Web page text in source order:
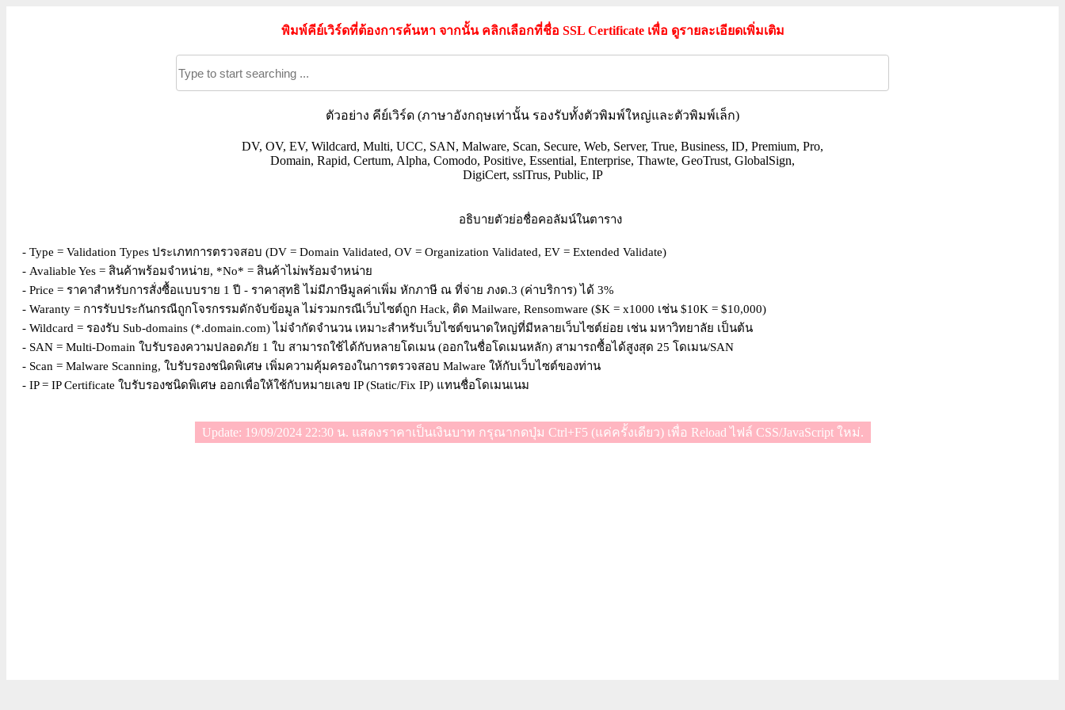
พิมพ์คีย์เวิร์ดที่ต้องการค้นหา จากนั้น คลิกเลือกที่ชื่อ SSL Certificate เพื่อ ดูรายละเอียดเพิ่มเติม
ตัวอย่าง คีย์เวิร์ด (ภาษาอังกฤษเท่านั้น รองรับทั้งตัวพิมพ์ใหญ่และตัวพิมพ์เล็ก)
DV, OV, EV, Wildcard, Multi, UCC, SAN, Malware, Scan, Secure, Web, Server, True, Business, ID, Premium, Pro,
Domain, Rapid, Certum, Alpha, Comodo, Positive, Essential, Enterprise, Thawte, GeoTrust, GlobalSign,
DigiCert, sslTrus, Public, IP
อธิบายตัวย่อชื่อคอลัมน์ในตาราง
- Type = Validation Types ประเภทการตรวจสอบ (DV = Domain Validated, OV = Organization Validated, EV = Extended Validate)
- Avaliable Yes = สินค้าพร้อมจำหน่าย, *No* = สินค้าไม่พร้อมจำหน่าย
- Price = ราคาสำหรับการสั่งซื้อแบบราย 1 ปี - ราคาสุทธิ ไม่มีภาษีมูลค่าเพิ่ม หักภาษี ณ ที่จ่าย ภงด.3 (ค่าบริการ) ได้ 3%
- Waranty = การรับประกันกรณีถูกโจรกรรมดักจับข้อมูล ไม่รวมกรณีเว็บไซต์ถูก Hack, ติด Mailware, Rensomware ($K = x1000 เช่น $10K = $10,000)
- Wildcard = รองรับ Sub-domains (*.domain.com) ไม่จำกัดจำนวน เหมาะสำหรับเว็บไซต์ขนาดใหญ่ที่มีหลายเว็บไซต์ย่อย เช่น มหาวิทยาลัย เป็นต้น
- SAN = Multi-Domain ใบรับรองความปลอดภัย 1 ใบ สามารถใช้ได้กับหลายโดเมน (ออกในชื่อโดเมนหลัก) สามารถซื้อได้สูงสุด 25 โดเมน/SAN
- Scan = Malware Scanning, ใบรับรองชนิดพิเศษ เพิ่มความคุ้มครองในการตรวจสอบ Malware ให้กับเว็บไซต์ของท่าน
- IP = IP Certificate ใบรับรองชนิดพิเศษ ออกเพื่อให้ใช้กับหมายเลข IP (Static/Fix IP) แทนชื่อโดเมนเนม
Update: 19/09/2024 22:30 น. แสดงราคาเป็นเงินบาท กรุณากดปุ่ม Ctrl+F5 (แค่ครั้งเดียว) เพื่อ Reload ไฟล์ CSS/JavaScript ใหม่.